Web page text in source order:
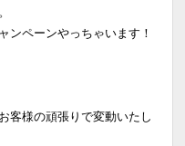
ンペーンやっちゃいます！
客様の頑張りで変動いたし